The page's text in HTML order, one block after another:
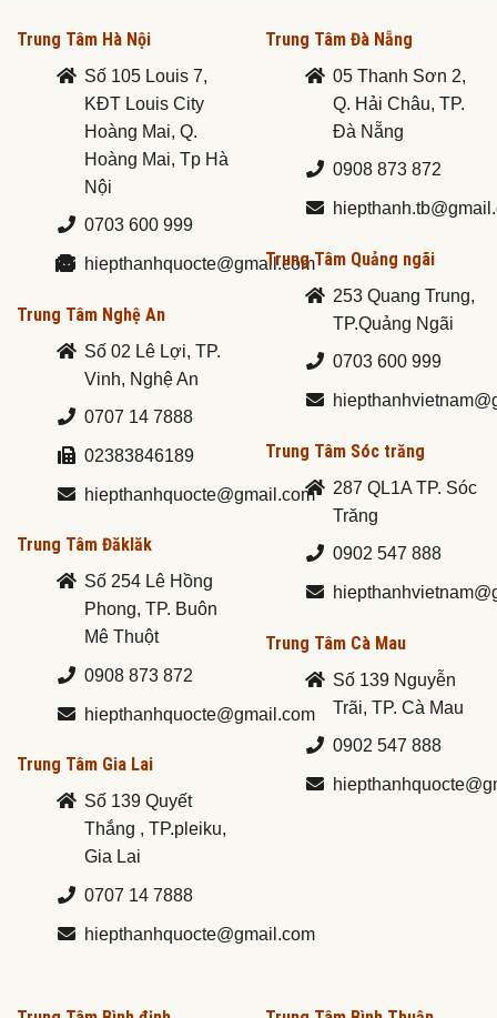
Trung Tâm Hà Nội
Số 105 Louis 7,
KĐT Louis City
Hoàng Mai, Q.
Hoàng Mai, Tp Hà
Nội
0703 600 999
hiepthanhquocte@gmail.com
Trung Tâm Nghệ An
Số 02 Lê Lợi, TP.
Vinh, Nghệ An
0707 14 7888
02383846189
hiepthanhquocte@gmail.com
Trung Tâm Đăklăk
Số 254 Lê Hồng
Phong, TP. Buôn
Mê Thuột
0908 873 872
hiepthanhquocte@gmail.com
Trung Tâm Gia Lai
Số 139 Quyết
Thắng , TP.pleiku,
Gia Lai
0707 14 7888
hiepthanhquocte@gmail.com
Trung Tâm Đà Nẵng
05 Thanh Sơn 2,
Q. Hải Châu, TP.
Đà Nẵng
0908 873 872
Trung Tâm Quảng ngãi
253 Quang Trung,
TP.Quảng Ngãi
0703 600 999
Trung Tâm Sóc trăng
287 QL1A TP. Sóc
Trăng
0902 547 888
Trung Tâm Cà Mau
Số 139 Nguyễn
Trãi, TP. Cà Mau
0902 547 888